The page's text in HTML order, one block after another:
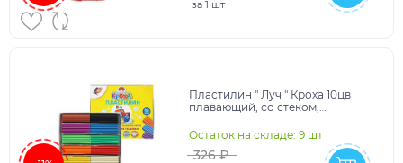
за 1 шт
Пластилин " Луч " Кроха 10цв
плавающий, со стеком,
Остаток на складе: 9 шт
326 ₽